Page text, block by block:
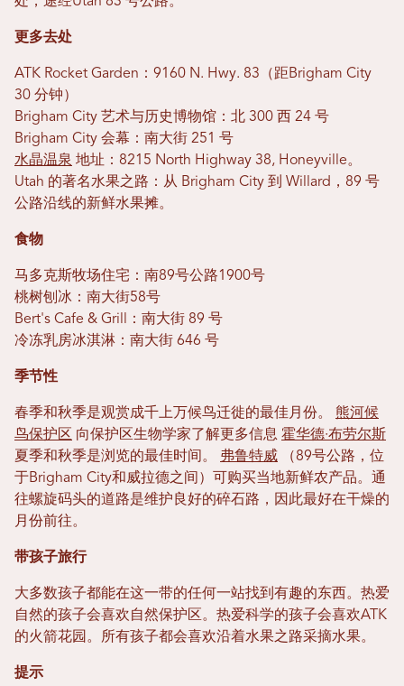
更多去处
ATK Rocket Garden：9160 N. Hwy. 83（距Brigham City
30 分钟）
Brigham City 艺术与历史博物馆：北 300 西 24 号
Brigham City 会幕：南大街 251 号
水晶温泉 地址：8215 North Highway 38, Honeyville。
Utah 的著名水果之路：从 Brigham City 到 Willard，89 号
公路沿线的新鲜水果摊。
食物
马多克斯牧场住宅：南89号公路1900号
桃树刨冰：南大街58号
Bert's Cafe & Grill：南大街 89 号
冷冻乳房冰淇淋：南大街 646 号
季节性
春季和秋季是观赏成千上万候鸟迁徙的最佳月份。 熊河候
鸟保护区 向保护区生物学家了解更多信息 霍华德·布劳尔斯
夏季和秋季是浏览的最佳时间。 弗鲁特威 （89号公路，位
于Brigham City和威拉德之间）可购买当地新鲜农产品。通
往螺旋码头的道路是维护良好的碎石路，因此最好在干燥的
月份前往。
带孩子旅行
大多数孩子都能在这一带的任何一站找到有趣的东西。热爱
自然的孩子会喜欢自然保护区。热爱科学的孩子会喜欢ATK
的火箭花园。所有孩子都会喜欢沿着水果之路采摘水果。
提示